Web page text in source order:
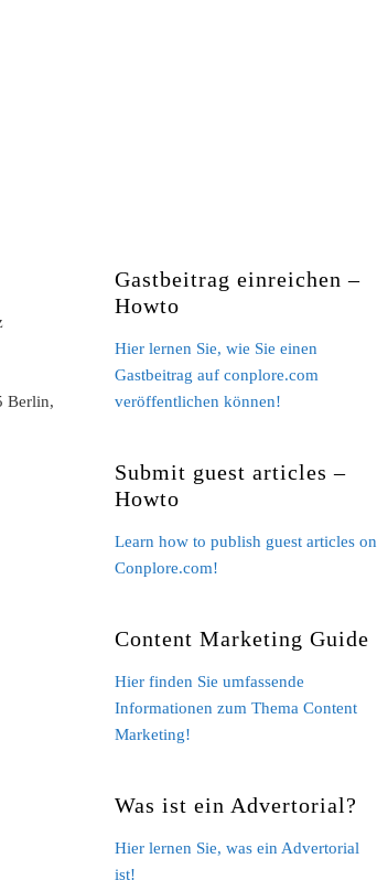
Berlin,
Gastbeitrag einreichen –
Howto
Hier lernen Sie, wie Sie einen
Gastbeitrag auf conplore.com
veröffentlichen können!
Submit guest articles –
Howto
Learn how to publish guest articles on
Conplore.com!
Content Marketing Guide
Hier finden Sie umfassende
Informationen zum Thema Content
Marketing!
Was ist ein Advertorial?
Hier lernen Sie, was ein Advertorial
ist!